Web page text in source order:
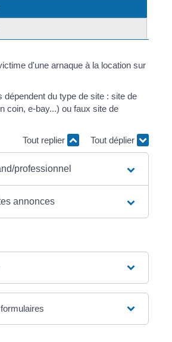
d'une arnaque à la location sur
du type de site : site de
coin, e-bay...) ou faux site de
Tout replier
Tout déplier
professionnel
annonces